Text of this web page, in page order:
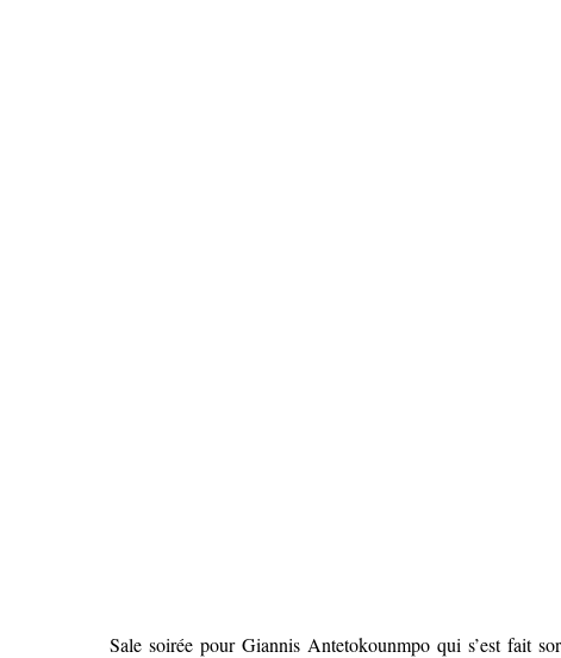
Sale soirée pour Giannis Antetokounmpo qui s’est fait